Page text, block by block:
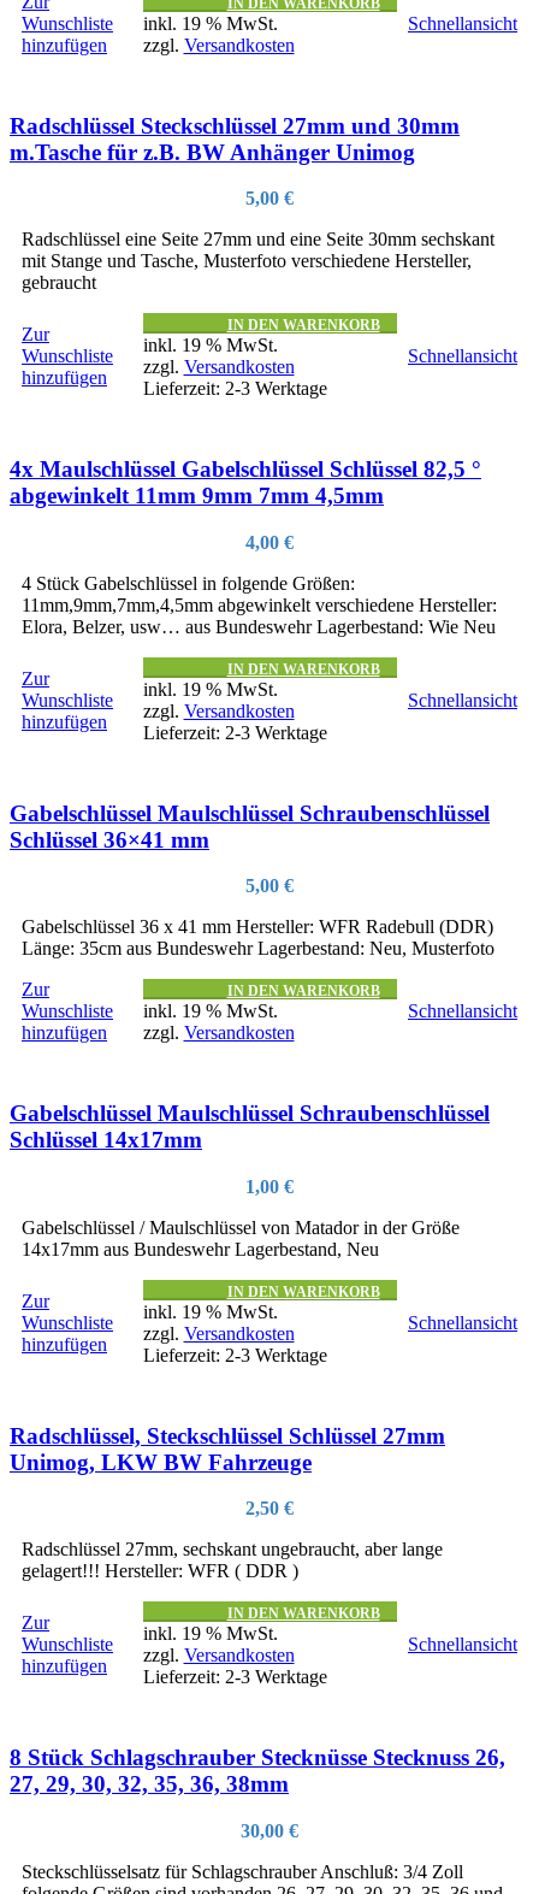
Wunschliste
hinzufügen
IN DEN WARENKORB
inkl. 19 % MwSt.
zzgl. Versandkosten
Schnellansicht
Radschlüssel Steckschlüssel 27mm und 30mm
m.Tasche für z.B. BW Anhänger Unimog
5,00 €
Radschlüssel eine Seite 27mm und eine Seite 30mm sechskant
mit Stange und Tasche, Musterfoto verschiedene Hersteller,
gebraucht
Zur
Wunschliste
hinzufügen
IN DEN WARENKORB
inkl. 19 % MwSt.
zzgl. Versandkosten
Lieferzeit: 2-3 Werktage
Schnellansicht
4x Maulschlüssel Gabelschlüssel Schlüssel 82,5 °
abgewinkelt 11mm 9mm 7mm 4,5mm
4,00 €
4 Stück Gabelschlüssel in folgende Größen:
11mm,9mm,7mm,4,5mm abgewinkelt verschiedene Hersteller:
Elora, Belzer, usw… aus Bundeswehr Lagerbestand: Wie Neu
Zur
Wunschliste
hinzufügen
IN DEN WARENKORB
inkl. 19 % MwSt.
zzgl. Versandkosten
Lieferzeit: 2-3 Werktage
Schnellansicht
Gabelschlüssel Maulschlüssel Schraubenschlüssel
Schlüssel 36×41 mm
5,00 €
Gabelschlüssel 36 x 41 mm Hersteller: WFR Radebull (DDR)
Länge: 35cm aus Bundeswehr Lagerbestand: Neu, Musterfoto
Zur
Wunschliste
hinzufügen
IN DEN WARENKORB
inkl. 19 % MwSt.
zzgl. Versandkosten
Schnellansicht
Gabelschlüssel Maulschlüssel Schraubenschlüssel
Schlüssel 14x17mm
1,00 €
Gabelschlüssel / Maulschlüssel von Matador in der Größe
14x17mm aus Bundeswehr Lagerbestand, Neu
Zur
Wunschliste
hinzufügen
IN DEN WARENKORB
inkl. 19 % MwSt.
zzgl. Versandkosten
Lieferzeit: 2-3 Werktage
Schnellansicht
Radschlüssel, Steckschlüssel Schlüssel 27mm
Unimog, LKW BW Fahrzeuge
2,50 €
Radschlüssel 27mm, sechskant ungebraucht, aber lange
gelagert!!! Hersteller: WFR ( DDR )
Zur
Wunschliste
hinzufügen
IN DEN WARENKORB
inkl. 19 % MwSt.
zzgl. Versandkosten
Lieferzeit: 2-3 Werktage
Schnellansicht
8 Stück Schlagschrauber Stecknüsse Stecknuss 26,
27, 29, 30, 32, 35, 36, 38mm
30,00 €
Steckschlüsselsatz für Schlagschrauber Anschluß: 3/4 Zoll